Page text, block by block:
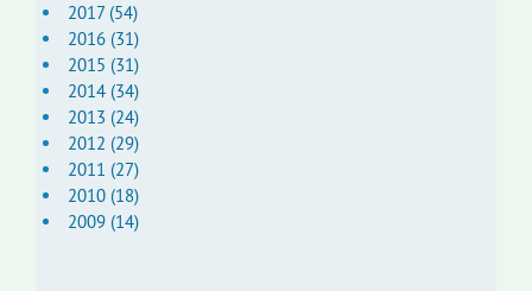
2017 (54)
2016 (31)
2015 (31)
2014 (34)
2013 (24)
2012 (29)
2011 (27)
2010 (18)
2009 (14)